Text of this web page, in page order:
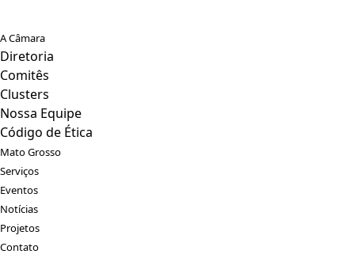
A Câmara
Diretoria
Comitês
Clusters
Nossa Equipe
Código de Ética
Mato Grosso
Serviços
Eventos
Notícias
Projetos
Contato